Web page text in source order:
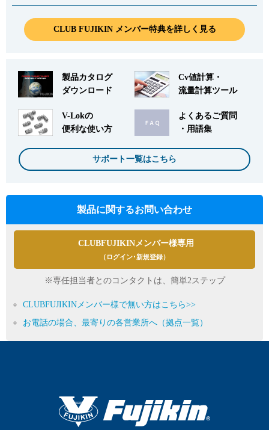
CLUB FUJIKIN メンバー特典を詳しく見る
製品カタログ
ダウンロード
Cv値計算・
流量計算ツール
V-Lokの
便利な使い方
よくあるご質問
・用語集
サポート一覧はこちら
製品に関するお問い合わせ
CLUBFUJIKINメンバー様専用
（ログイン･新規登録）
※専任担当者とのコンタクトは、簡単2ステップ
CLUBFUJIKINメンバー様で無い方はこちら>>
お電話の場合、最寄りの各営業所へ（拠点一覧）